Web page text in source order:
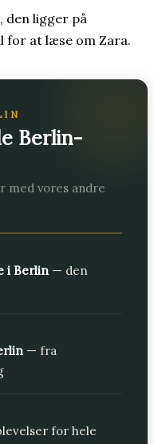
den ligger på
for at læse om Zara.
Berlin-
med vores andre
i Berlin — den
— fra
for hele